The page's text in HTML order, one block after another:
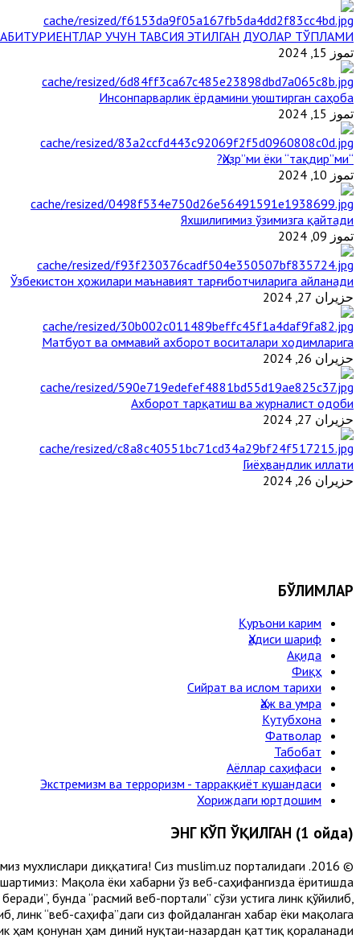
АБИТУРИЕНТЛАР УЧУН ТАВСИЯ ЭТИЛГАН ДУОЛАР ТЎПЛАМИ
تموز 15, 2024
Инсонпарварлик ёрдамини уюштирган саҳоба
تموز 15, 2024
“Ҳизр”ми ёки “тақдир”ми?
تموز 10, 2024
Яхшилигимиз ўзимизга қайтади
تموز 09, 2024
Ўзбекистон ҳожилари маънавият тарғиботчиларига айланади
حزيران 27, 2024
Матбуот ва оммавий ахборот воситалари ходимларига
حزيران 26, 2024
Ахборот тарқатиш ва журналист одоби
حزيران 27, 2024
Гиёҳвандлик иллати
حزيران 26, 2024
БЎЛИМЛАР
Қуръони карим
Ҳадиси шариф
Ақида
Фиқҳ
Сийрат ва ислом тарихи
Ҳаж ва умра
Кутубхона
Фатволар
Табобат
Аёллар саҳифаси
Экстремизм ва терроризм - тарраққиёт кушандаси
Хориждаги юртдошим
ЭНГ КЎП ЎҚИЛГАН (1 ойда)
мухлислари диққатига! Сиз muslim.uz порталидаги
Мақола ёки хабарни ўз веб-саҳифангизда ёритишда
бунда “расмий веб-портали” сўзи устига линк қўйилиб,
линк “веб-саҳифа”даги сиз фойдаланган хабар ёки мақолага
ҳам қонунан ҳам диний нуқтаи-назардан қаттиқ қораланади.